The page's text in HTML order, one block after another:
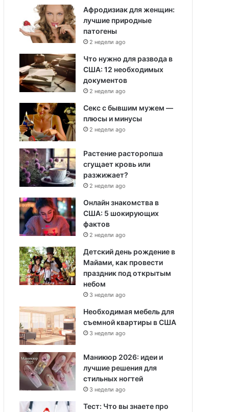
Афродизиак для женщин:
лучшие природные
патогены
2 недели ago
Что нужно для развода в
США: 12 необходимых
документов
2 недели ago
Секс с бывшим мужем —
плюсы и минусы
2 недели ago
Растение расторопша
сгущает кровь или
разжижает?
2 недели ago
Онлайн знакомства в
США: 5 шокирующих
фактов
2 недели ago
Детский день рождение в
Майами, как провести
праздник под открытым
небом
3 недели ago
Необходимая мебель для
съемной квартиры в США
3 недели ago
Маникюр 2026: идеи и
лучшие решения для
стильных ногтей
3 недели ago
Тест: Что вы знаете про